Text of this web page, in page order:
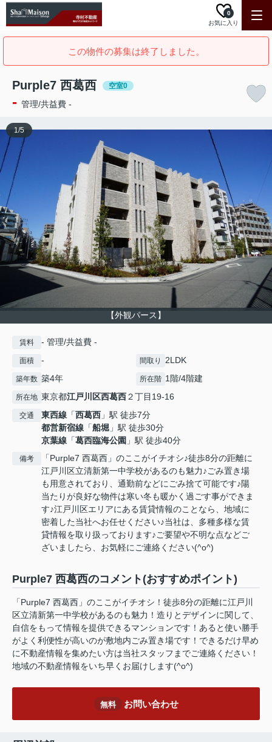
お気に入り
0
この物件の募集は終了しました。
Purple7 西葛西 空室0
- 管理/共益費 -
【外観パース】
1/5
賃料 - 管理/共益費 -
面積 - 間取り 2LDK
築年数 築4年 所在階 1階/4階建
所在地 東京都江戸川区西葛西２丁目19-16
交通 東西線 「西葛西 」駅 徒歩7分
都営新宿線 「船堀 」駅 徒歩30分
京葉線 「葛西臨海公園 」駅 徒歩40分
備考
「Purple7 西葛西」のここがイチオシ♪徒歩8分の距離に
江戸川区立清新第一中学校があるのも魅力♪ごみ置き場
も用意されており、通勤前などにごみ捨て可能です♪陽
当たりが良好な物件は寒い冬も暖かく過ごす事ができま
す♪江戸川区エリアにある賃貸情報のことなら、地域に
密着した当社へお任せください♪当社は、多種多様な賃
貸情報を取り扱っております♪ご要望や不明な点などご
ざいましたら、お気軽にご連絡ください(^o^)
Purple7 西葛西のコメント(おすすめポイント)
「Purple7 西葛西」のここがイチオシ！徒歩8分の距離に江戸川
区立清新第一中学校があるのも魅力！造りとデザインに関して、
自信をもって情報を提供できるマンションです！あると使い勝手
がよく利便性が高いのが敷地内ごみ置き場です！できるだけ早め
に不動産情報を集めたい方は当社スタッフまでご連絡ください！
地域の不動産情報をいち早くお届けします(^o^)
無料 お問い合わせ